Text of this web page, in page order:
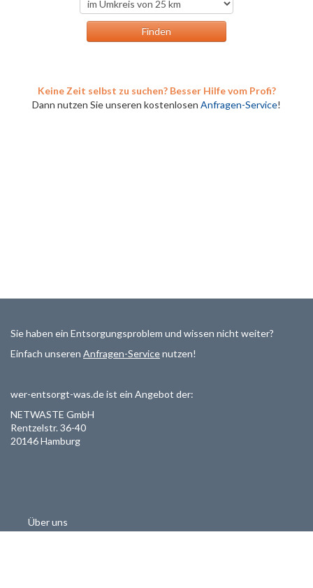
Keine Zeit selbst zu suchen? Besser Hilfe vom Profi?
Dann nutzen Sie unseren kostenlosen Anfragen-Service!
Sie haben ein Entsorgungsproblem und wissen nicht weiter?
Einfach unseren Anfragen-Servicenutzen!
wer-entsorgt-was.de ist ein Angebot der:
NETWASTE GmbH
Rentzelstr. 36-40
20146 Hamburg
Über uns